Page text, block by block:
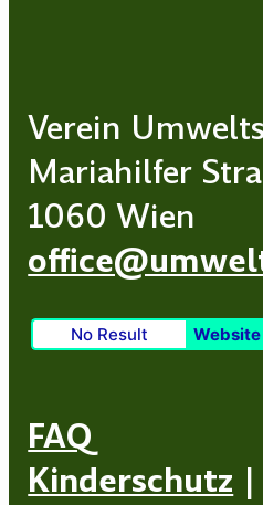
Verein
Mariahilfer
1060 Wien
No Result
FAQ
Kinderschutz |